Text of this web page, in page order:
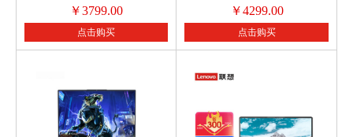
8G 512G SSD MX330 2G独显 FHD
Win10)
￥3799.00
点击购买
网课游戏本 新11代酷睿i5 8G内存
512G固态 IPS防眩光屏丨定制 高性
能锐炬显卡 FHD莱茵认证防蓝光
￥4299.00
点击购买